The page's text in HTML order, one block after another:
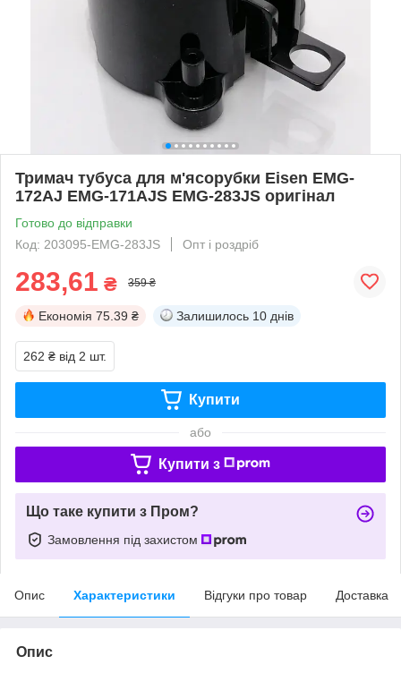
Тримач тубуса для м'ясорубки Eisen EMG-
172АJ EMG-171АJS EMG-283JS оригінал
Готово до відправки
Код: 203095-EMG-283JS
Опт і роздріб
283,61 ₴ 359 ₴
Економія 75.39 ₴ Залишилось 10 днів
262 ₴ від 2 шт.
Купити
або
Купити з
Що таке купити з Пром?
Замовлення під захистом
Опис Характеристики Відгуки про товар Доставка
Опис